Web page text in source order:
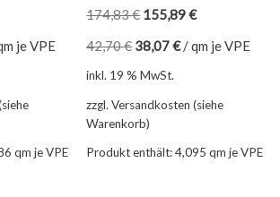
je VPE
qm je VPE
174,83€ 155,89€
42,70€ 38,07€/qm je VPE
inkl. 19 % MwSt.
zzgl. Versandkosten (siehe
Warenkorb)
Produkt enthält: 4,095qm je VPE